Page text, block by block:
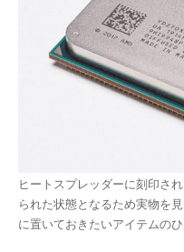
ヒートスプレッダーに刻印さ
られた状態となるため実物を
に置いておきたいアイテムの